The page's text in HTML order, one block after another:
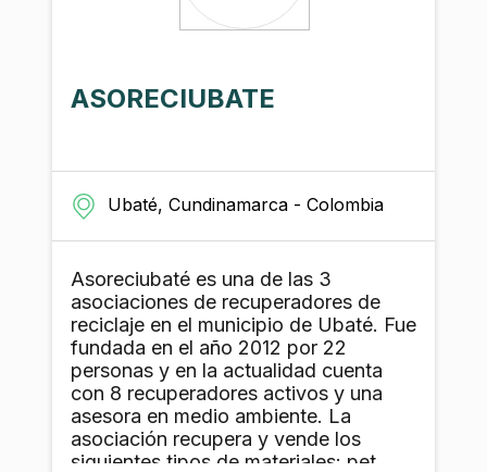
ASORECIUBATE
Ubaté, Cundinamarca - Colombia
Asoreciubaté es una de las 3
asociaciones de recuperadores de
reciclaje en el municipio de Ubaté. Fue
fundada en el año 2012 por 22
personas y en la actualidad cuenta
con 8 recuperadores activos y una
asesora en medio ambiente. La
asociación recupera y vende los
siguientes tipos de materiales: pet,